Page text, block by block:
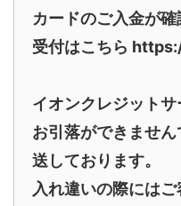
カードのご入金が確
受付はこちら
イオンクレジットサ
お引落ができませ
送しております。
入れ違いの際にはご